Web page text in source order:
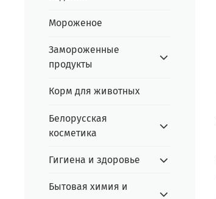
Мороженое
Замороженные
продукты
Корм для животных
Белорусская
косметика
Гигиена и здоровье
Бытовая химия и